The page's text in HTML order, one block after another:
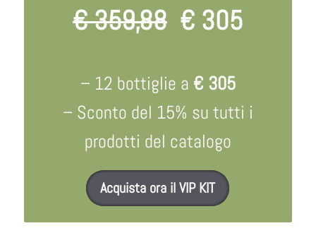
€ 359,88€ 305
– 12 bottiglie a € 305
– Sconto del 15% su tutti i
prodotti del catalogo
Acquista ora il VIP KIT